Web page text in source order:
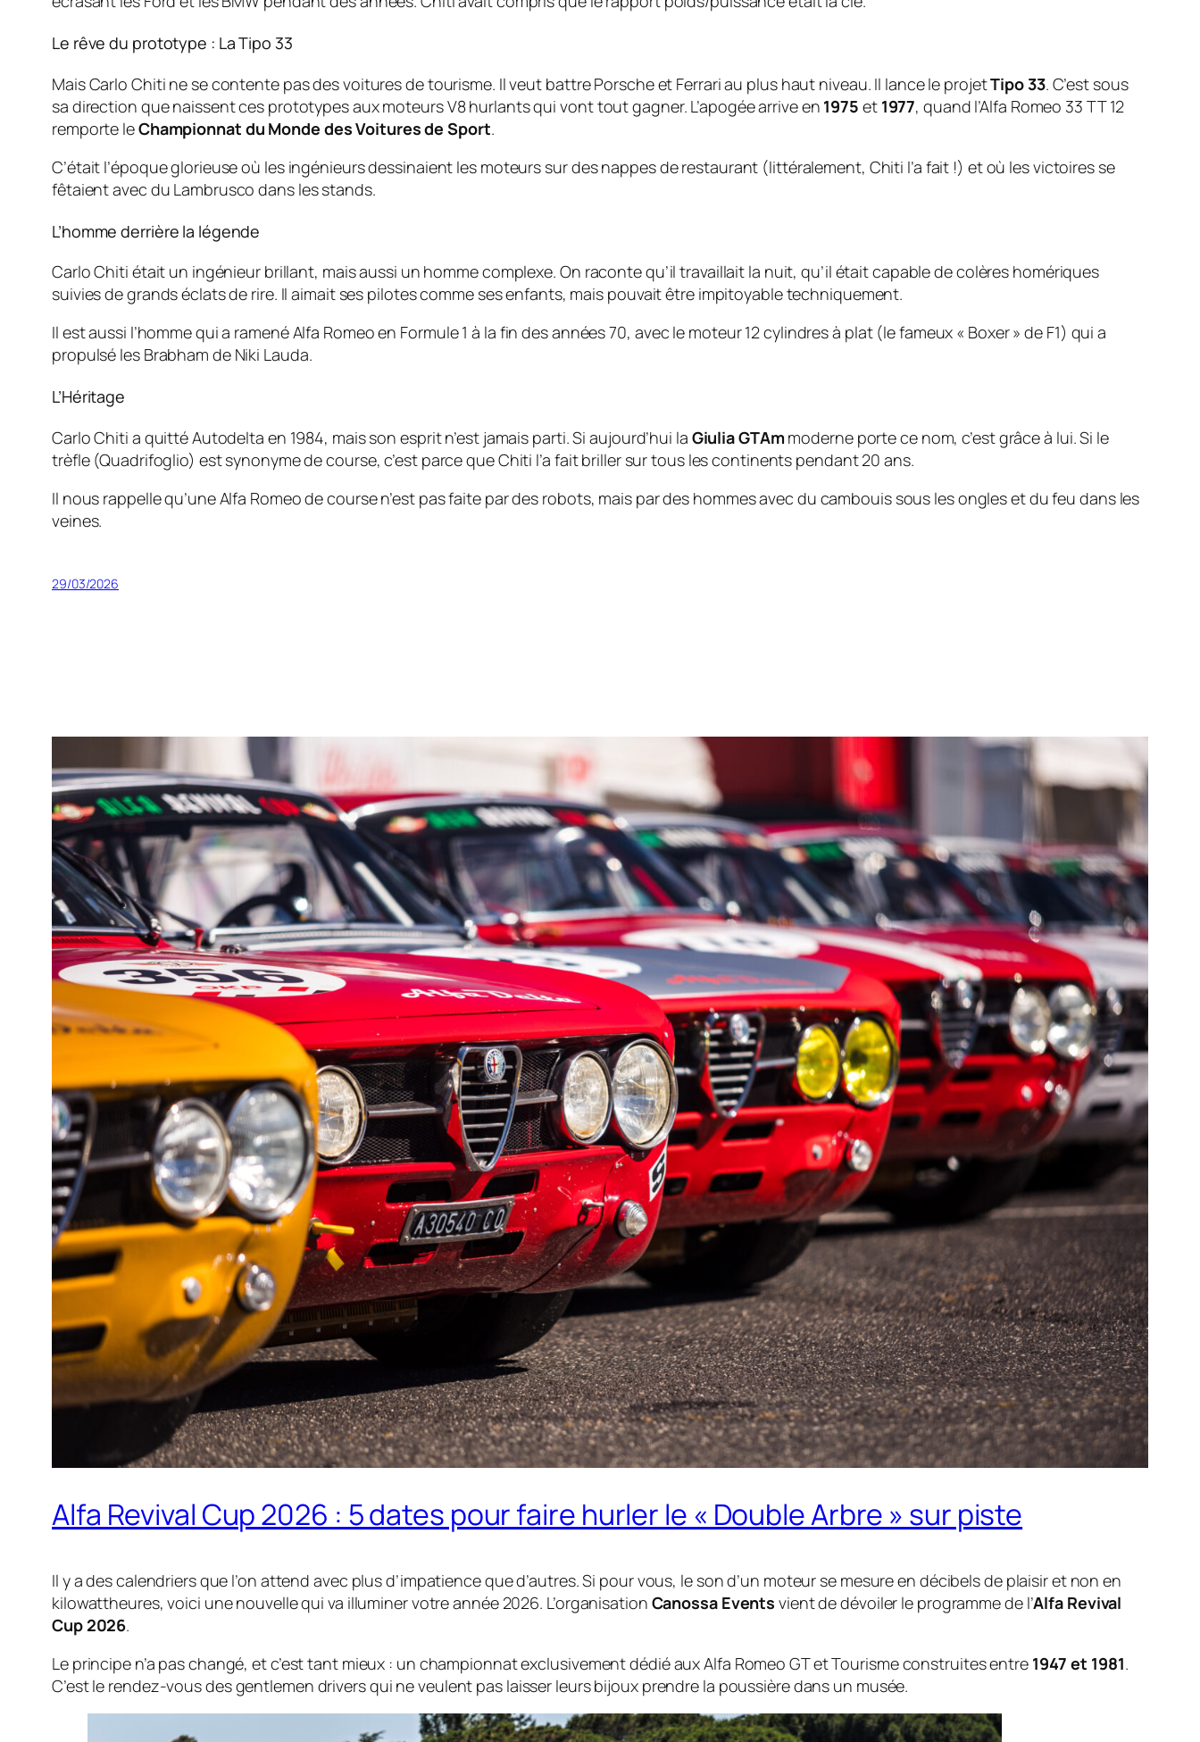
Le rêve du prototype : La Tipo 33
Mais Carlo Chiti ne se contente pas des voitures de tourisme. Il veut battre Porsche et Ferrari au plus haut niveau. Il lance le projetTipo 33. C’est sous
sa direction que naissent ces prototypes aux moteurs V8 hurlants qui vont tout gagner. L’apogée arrive en 1975 et 1977, quand l’Alfa Romeo 33 TT 12
remporte leChampionnat du Monde des Voitures de Sport.
C’était l’époque glorieuse où les ingénieurs dessinaient les moteurs sur des nappes de restaurant (littéralement, Chiti l’a fait !) et où les victoires se
fêtaient avec du Lambrusco dans les stands.
L’homme derrière la légende
Carlo Chiti était un ingénieur brillant, mais aussi un homme complexe. On raconte qu’il travaillait la nuit, qu’il était capable de colères homériques
suivies de grands éclats de rire. Il aimait ses pilotes comme ses enfants, mais pouvait être impitoyable techniquement.
Il est aussi l’homme qui a ramené Alfa Romeo en Formule 1 à la fin des années 70, avec le moteur 12 cylindres à plat (le fameux « Boxer » de F1) qui a
propulsé les Brabham de Niki Lauda.
L’Héritage
Carlo Chiti a quitté Autodelta en 1984, mais son esprit n’est jamais parti. Si aujourd’hui la Giulia GTAmmoderne porte ce nom, c’est grâce à lui. Si le
trèfle (Quadrifoglio) est synonyme de course, c’est parce que Chiti l’a fait briller sur tous les continents pendant 20 ans.
Il nous rappelle qu’une Alfa Romeo de course n’est pas faite par des robots, mais par des hommes avec du cambouis sous les ongles et du feu dans les
veines.
29/03/2026
Alfa Revival Cup 2026 : 5 dates pour faire hurler le « Double Arbre » sur piste
Il y a des calendriers que l’on attend avec plus d’impatience que d’autres. Si pour vous, le son d’un moteur se mesure en décibels de plaisir et non en
kilowattheures, voici une nouvelle qui va illuminer votre année 2026. L’organisation Canossa Events vient de dévoiler le programme de l’Alfa Revival
Cup 2026.
Le principe n’a pas changé, et c’est tant mieux : un championnat exclusivement dédié aux Alfa Romeo GT et Tourisme construites entre 1947 et 1981.
C’est le rendez-vous desgentlemen driversqui ne veulent pas laisser leurs bijoux prendre la poussière dans un musée.